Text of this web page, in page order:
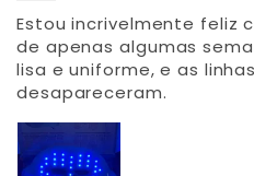
Estou incrivelmente feliz
de apenas algumas
lisa e uniforme, e as
desapareceram.